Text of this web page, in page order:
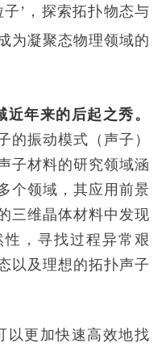
子’ ，探索拓扑物态与
为凝聚态物理领域的
年来的后起之秀。
的振动模式（声子）
子材料的研究领域涵
个领域，其应用前景
三维晶体材料中发现
，寻找过程异常艰
以及理想的拓扑声子
以更加快速高效地找